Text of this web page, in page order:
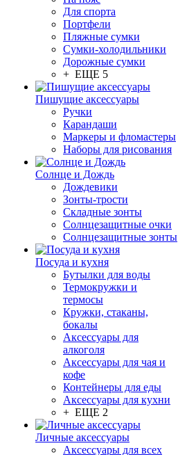
Для спорта
Портфели
Пляжные сумки
Сумки-холодильники
Дорожные сумки
+ ЕЩЕ 5
Пишущие аксессуары
Ручки
Карандаши
Маркеры и фломастеры
Наборы для рисования
Солнце и Дождь
Дождевики
Зонты-трости
Складные зонты
Солнцезащитные очки
Солнцезащитные зонты
Посуда и кухня
Бутылки для воды
Термокружки и
термосы
Кружки, стаканы,
бокалы
Аксессуары для
алкоголя
Аксессуары для чая и
кофе
Контейнеры для еды
Аксессуары для кухни
+ ЕЩЕ 2
Личные аксессуары
Аксессуары для всех